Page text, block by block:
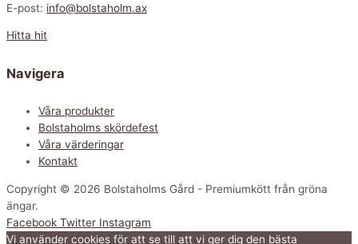
E-post: info@bolstaholm.ax
Hitta hit
Navigera
Våra produkter
Bolstaholms skördefest
Våra värderingar
Kontakt
Copyright © 2026 Bolstaholms Gård - Premiumkött från gröna
ängar.
Facebook Twitter Instagram
Vi använder cookies för att se till att vi ger dig den bästa